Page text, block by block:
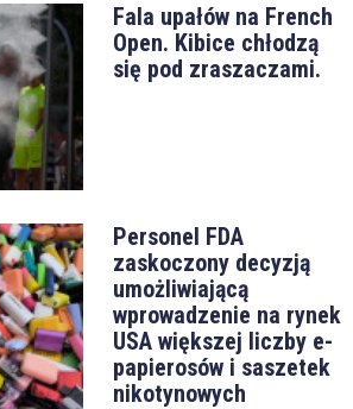
Fala upałów na French
Open. Kibice chłodzą
się pod zraszaczami.
Personel FDA
zaskoczony decyzją
umożliwiającą
wprowadzenie na rynek
USA większej liczby e-
papierosów i saszetek
nikotynowych